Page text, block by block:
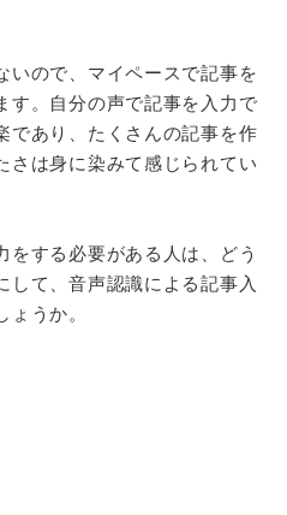
いので、マイペースで記事を
す。自分の声で記事を入力で
であり、たくさんの記事を作
さは身に染みて感じられてい
をする必要がある人は、どう
して、音声認識による記事入
うか。